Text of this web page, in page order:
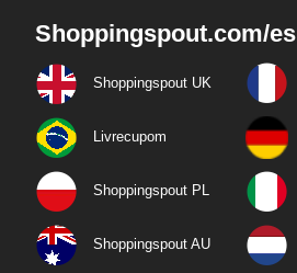
Shoppingspout.com/es
Shoppingspout UK
Livrecupom
Shoppingspout PL
Shoppingspout AU